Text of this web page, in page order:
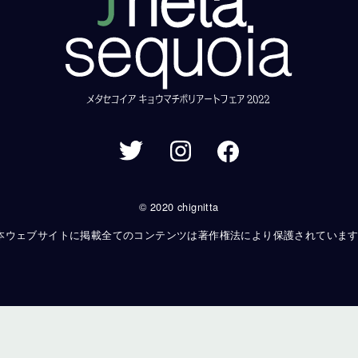
© 2020 chignitta
ウェブサイトに掲載全てのコンテンツは著作権法により保護されていま